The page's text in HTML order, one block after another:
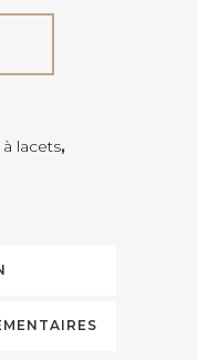
lacets,